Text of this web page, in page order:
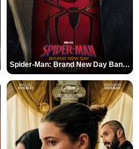
Spider-Man: Brand New Day Bande-annonce VO STFR